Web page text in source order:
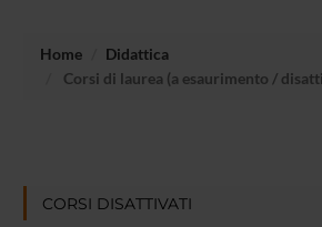
Home
Didattica
Corsi di laurea (a esaurimento /
CORSI DISATTIVATI